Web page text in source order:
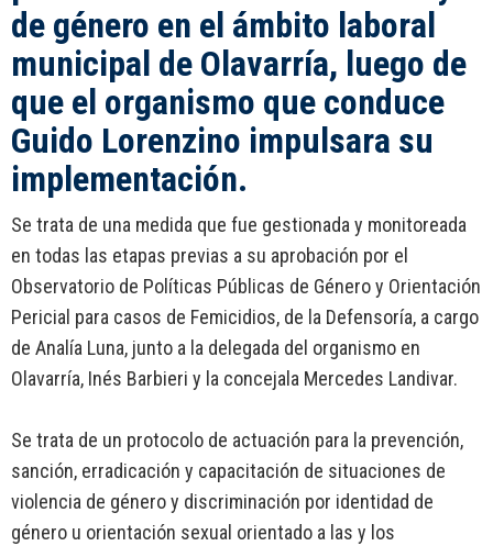
de género en el ámbito laboral
municipal de Olavarría, luego de
que el organismo que conduce
Guido Lorenzino impulsara su
implementación.
Se trata de una medida que fue gestionada y monitoreada
en todas las etapas previas a su aprobación por el
Observatorio de Políticas Públicas de Género y Orientación
Pericial para casos de Femicidios, de la Defensoría, a cargo
de Analía Luna, junto a la delegada del organismo en
Olavarría, Inés Barbieri y la concejala Mercedes Landivar.
Se trata de un protocolo de actuación para la prevención,
sanción, erradicación y capacitación de situaciones de
violencia de género y discriminación por identidad de
género u orientación sexual orientado a las y los